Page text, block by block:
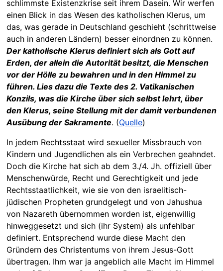
schlimmste Existenzkrise seit ihrem Dasein. Wir werfen
einen Blick in das Wesen des katholischen Klerus, um
das, was gerade in Deutschland geschieht (schrittweise
auch in anderen Ländern) besser einordnen zu können.
Der katholische Klerus definiert sich als Gott auf
Erden, der allein die Autorität besitzt, die Menschen
vor der Hölle zu bewahren und in den Himmel zu
führen. Lies dazu die Texte des 2. Vatikanischen
Konzils, was die Kirche über sich selbst lehrt, über
den Klerus, seine Stellung mit der damit verbundenen
Ausübung der Sakramente. (Quelle)
In jedem Rechtsstaat wird sexueller Missbrauch von
Kindern und Jugendlichen als ein Verbrechen geahndet.
Doch die Kirche hat sich ab dem 3./4. Jh. offiziell über
Menschenwürde, Recht und Gerechtigkeit und jede
Rechtsstaatlichkeit, wie sie von den israelitisch-
jüdischen Propheten grundgelegt und von Jahushua
von Nazareth übernommen worden ist, eigenwillig
hinweggesetzt und sich (ihr System) als unfehlbar
definiert. Entsprechend wurde diese Macht den
Gründern des Christentums von ihrem Jesus-Gott
übertragen. Ihm war ja angeblich alle Macht im Himmel